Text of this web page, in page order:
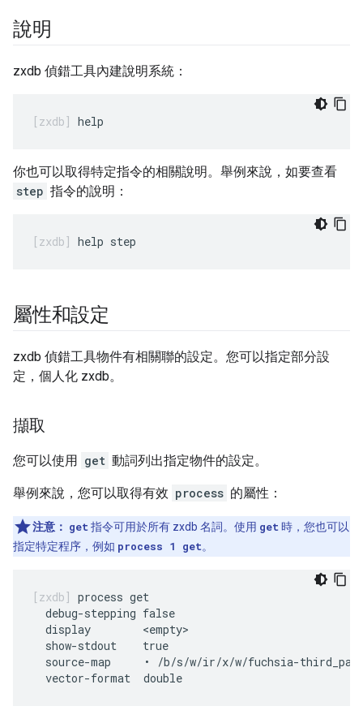
說明
zxdb 偵錯工具內建說明系統：
你也可以取得特定指令的相關說明。舉例來說，如要查看
step 指令的說明：
屬性和設定
zxdb 偵錯工具物件有相關聯的設定。您可以指定部分設
定，個人化 zxdb。
擷取
您可以使用 get 動詞列出指定物件的設定。
舉例來說，您可以取得有效 process 的屬性：
注意： get 指令可用於所有 zxdb 名詞。使用 get 時，您也可以
指定特定程序，例如 process 1 get。
process get
  debug-stepping false
  display        <empty>
  show-stdout    true
source-map     • /b/s/w/ir/x/w/fuchsia-